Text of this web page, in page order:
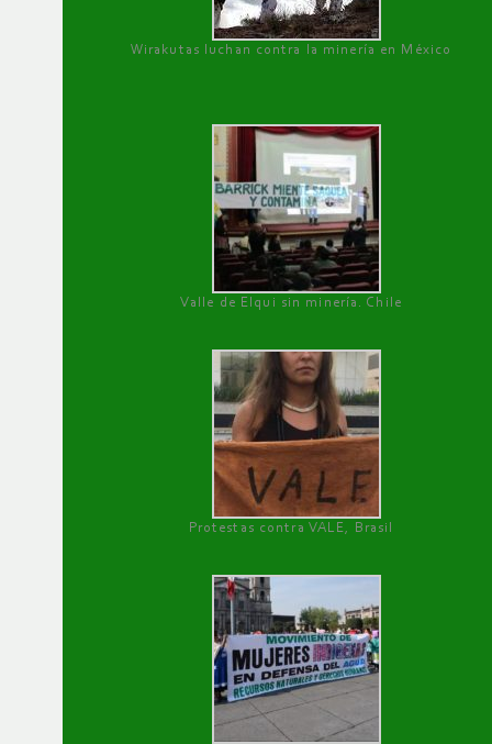
Wirakutas luchan contra la minería en México
Valle de Elqui sin minería. Chile
Protestas contra VALE, Brasil